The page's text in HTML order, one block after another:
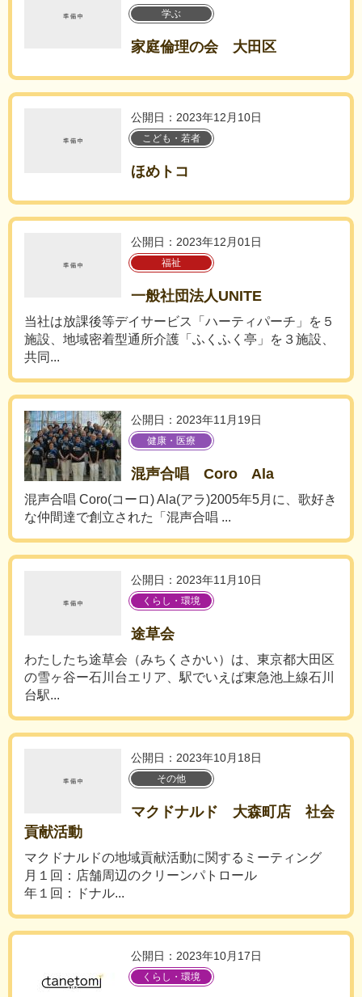
学ぶ
家庭倫理の会 大田区
公開日：2023年12月10日
こども・若者
ほめトコ
公開日：2023年12月01日
福祉
一般社団法人UNITE
当社は放課後等デイサービス「ハーティパーチ」を５
施設、地域密着型通所介護「ふくふく亭」を３施設、
共同...
公開日：2023年11月19日
健康・医療
混声合唱 Coro Ala
混声合唱 Coro(コーロ) Ala(アラ)2005年5月に、歌好き
な仲間達で創立された「混声合唱 ...
公開日：2023年11月10日
くらし・環境
途草会
わたしたち途草会（みちくさかい）は、東京都大田区
の雪ヶ谷ー石川台エリア、駅でいえば東急池上線石川
台駅...
公開日：2023年10月18日
その他
マクドナルド 大森町店 社会
貢献活動
マクドナルドの地域貢献活動に関するミーティング
月１回：店舗周辺のクリーンパトロール
年１回：ドナル...
公開日：2023年10月17日
くらし・環境